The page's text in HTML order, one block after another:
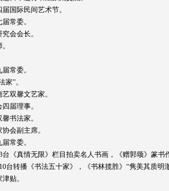
国际民间艺术节。
常委。
会会长。
常委。
家”。
双馨文艺家。
届理事。
书法家。
会副主席。
常委。
台《真情无限》栏目拍卖名人书画，《赠郭颂》篆书
台转播《书法五十家》，《书林揽胜》“隽美其质明
贴。